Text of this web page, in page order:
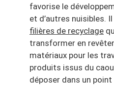
favorise le
et d’autres nuisibles.
filières de recyclage
transformer en
matériaux pour les
produits issus du
déposer dans un